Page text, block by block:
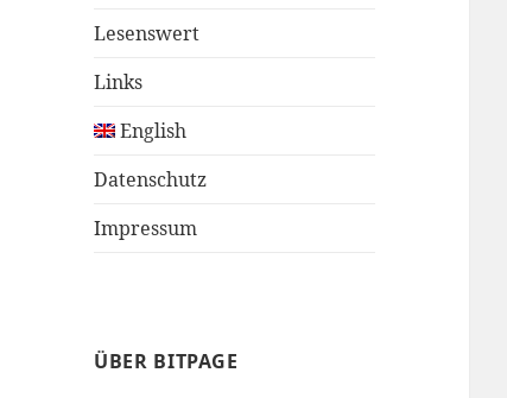
Lesenswert
Links
English
Datenschutz
Impressum
ÜBER BITPAGE